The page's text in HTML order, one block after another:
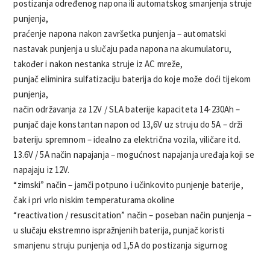
postizanja određenog napona ili automatskog smanjenja struje
punjenja,
praćenje napona nakon završetka punjenja – automatski
nastavak punjenja u slučaju pada napona na akumulatoru,
također i nakon nestanka struje iz AC mreže,
punjač eliminira sulfatizaciju baterija do koje može doći tijekom
punjenja,
način održavanja za 12V / SLA baterije kapaciteta 14-230Ah –
punjač daje konstantan napon od 13,6V uz struju do 5A – drži
bateriju spremnom – idealno za električna vozila, viličare itd.
13.6V / 5A način napajanja – mogućnost napajanja uređaja koji se
napajaju iz 12V.
“zimski” način – jamči potpuno i učinkovito punjenje baterije,
čak i pri vrlo niskim temperaturama okoline
“reactivation / resuscitation” način – poseban način punjenja –
u slučaju ekstremno ispražnjenih baterija, punjač koristi
smanjenu struju punjenja od 1,5A do postizanja sigurnog